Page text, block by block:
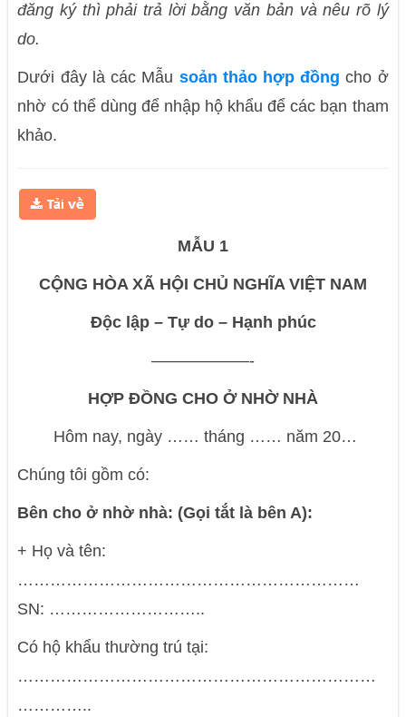
đăng ký thì phải trả lời bằng văn bản và nêu rõ lý
do.
Dưới đây là các Mẫu soản thảo hợp đồng cho ở
nhờ có thể dùng để nhập hộ khẩu để các bạn tham
khảo.
MẪU 1
CỘNG HÒA XÃ HỘI CHỦ NGHĨA VIỆT NAM
Độc lập – Tự do – Hạnh phúc
——————-
HỢP ĐỒNG CHO Ở NHỜ NHÀ
Hôm nay, ngày …… tháng …… năm 20…
Chúng tôi gồm có:
Bên cho ở nhờ nhà: (Gọi tắt là bên A):
+ Họ và tên:
………………………………………………………
SN: ………………………..
Có hộ khẩu thường trú tại:
…………………………………………………………
…………..